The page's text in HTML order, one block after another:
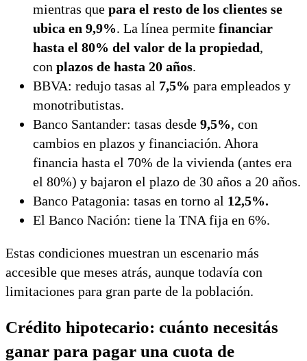
mientras que para el resto de los clientes se
ubica en 9,9%. La línea permite financiar
hasta el 80% del valor de la propiedad,
con plazos de hasta 20 años.
BBVA: redujo tasas al 7,5% para empleados y
monotributistas.
Banco Santander: tasas desde 9,5%, con
cambios en plazos y financiación. Ahora
financia hasta el 70% de la vivienda (antes era
el 80%) y bajaron el plazo de 30 años a 20 años.
Banco Patagonia: tasas en torno al 12,5%.
El Banco Nación: tiene la TNA fija en 6%.
Estas condiciones muestran un escenario más
accesible que meses atrás, aunque todavía con
limitaciones para gran parte de la población.
Crédito hipotecario: cuánto necesitás
ganar para pagar una cuota de